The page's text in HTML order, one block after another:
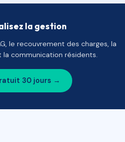
la gestion
le recouvrement des charges, la
la communication résidents.
30 jours →